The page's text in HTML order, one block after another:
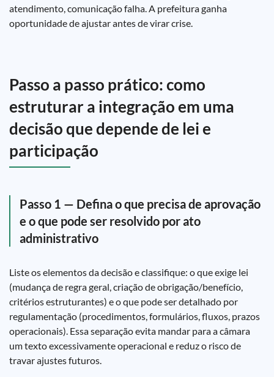
atendimento, comunicação falha. A prefeitura ganha
oportunidade de ajustar antes de virar crise.
Passo a passo prático: como
estruturar a integração em uma
decisão que depende de lei e
participação
Passo 1 — Defina o que precisa de aprovação
e o que pode ser resolvido por ato
administrativo
Liste os elementos da decisão e classifique: o que exige lei
(mudança de regra geral, criação de obrigação/benefício,
critérios estruturantes) e o que pode ser detalhado por
regulamentação (procedimentos, formulários, fluxos, prazos
operacionais). Essa separação evita mandar para a câmara
um texto excessivamente operacional e reduz o risco de
travar ajustes futuros.